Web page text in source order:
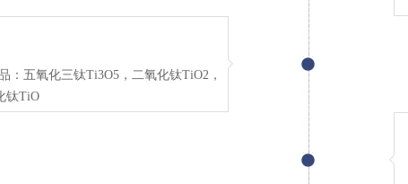
：五氧化三钛Ti3O5，二氧化钛TiO2，
钛TiO